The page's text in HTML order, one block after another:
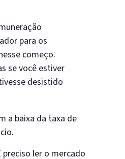
para os
começo.
se você estiver
desistido
a baixa da taxa de
ler o mercado